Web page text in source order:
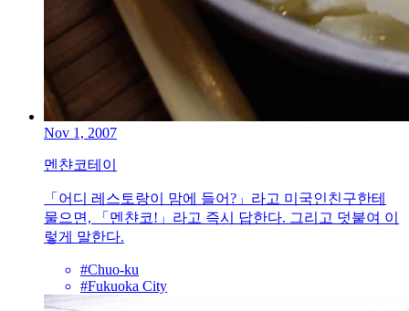
Nov 1, 2007
멘챤코테이
「어디 레스토랑이 맘에 들어?」라고 미국인친구한테
물으면, 「멘챤코!」라고 즉시 답한다. 그리고 덧붙여 이
렇게 말한다.
#Chuo-ku
#Fukuoka City